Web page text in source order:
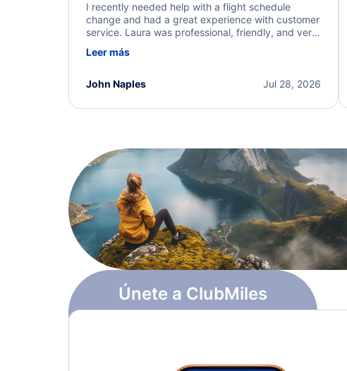
I recently needed help with a flight schedule
change and had a great experience with customer
service. Laura was professional, friendly, and very
a solution and kept me informed of the next steps.
Leer más
Jul 28, 2026
John Naples
Únete a ClubMiles